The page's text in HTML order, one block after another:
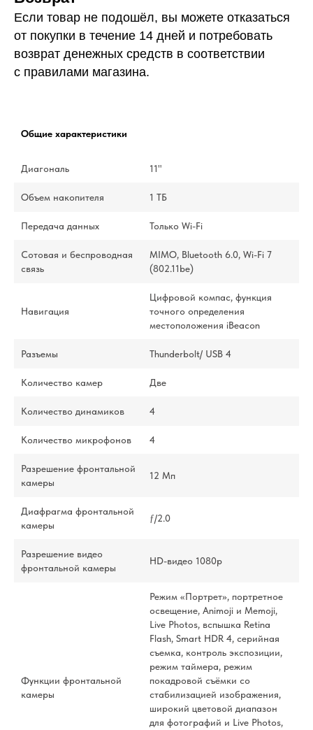
Если товар не подошёл, вы можете отказаться
от покупки в течение 14 дней и потребовать
возврат денежных средств в соответствии
с правилами магазина.
Общие характеристики
Диагональ 11"
Объем накопителя 1 ТБ
Передача данных Только Wi-Fi
Сотовая и беспроводная
связь
MIMO, Bluetooth 6.0, Wi-Fi 7
(802.11be)
Навигация
Цифровой компас, функция
точного определения
местоположения iBeacon
Разъемы Thunderbolt/ USB 4
Количество камер Две
Количество динамиков 4
Количество микрофонов 4
Разрешение фронтальной
камеры
12 Мп
Диафрагма фронтальной
камеры
ƒ/2.0
Разрешение видео
фронтальной камеры
HD-видео 1080p
Функции фронтальной
камеры
Режим «Портрет», портретное
освещение, Animoji и Memoji,
Live Photos, вспышка Retina
Flash, Smart HDR 4, серийная
съемка, контроль экспозиции,
режим таймера, режим
покадровой съёмки со
стабилизацией изображения,
широкий цветовой диапазон
для фотографий и Live Photos,